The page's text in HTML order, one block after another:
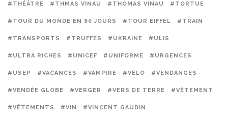
#THÉÂTRE #THMAS VINAU #THOMAS VINAU #TORTUE
#TOUR DU MONDE EN 80 JOURS #TOUR EIFFEL #TRAIN
#TRANSPORTS #TRUFFES #UKRAINE #ULIS
#ULTRA RICHES #UNICEF #UNIFORME #URGENCES
#USEP #VACANCES #VAMPIRE #VÉLO #VENDANGES
#VENDÉE GLOBE #VERGER #VERS DE TERRE #VÊTEMENT
#VÊTEMENTS #VIN #VINCENT GAUDIN